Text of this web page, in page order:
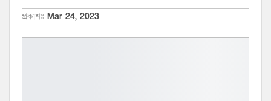
প্রকাশঃ Mar 24, 2023